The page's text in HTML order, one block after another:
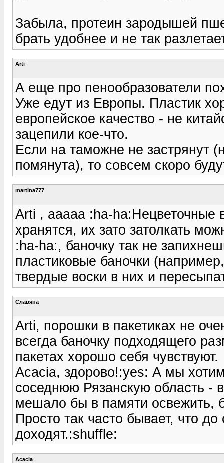
Забыла, протеин зародышей
брать удобнее и не так
Arti
А еще про пенообразователи
Уже едут из Европы. Пластик
европейское качество - не
зацепили кое-что.
Если на таможне не застрянут
помянута), то совсем скоро
martina777
Arti , ааааа :ha-ha:Нецветочные
хранятся, их зато затолкать
:ha-ha:, баночку так не
пластиковые баночки
твердые воски в них и
Славяна
Arti, порошки в пакетиках не
всегда баночку подходящего
пакетах хорошо себя чувствуют.
Acacia, здорово!:yes: А мы
соседнюю Рязанскую область -
мешало бы в памяти освежить,
Просто так часто бывает, что
доходят.:shuffle:
Acacia